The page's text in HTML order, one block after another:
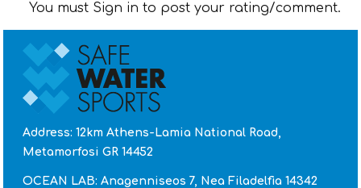
You must Sign in to post your rating/comment.
Address: 12km Athens-Lamia National Road,
Metamorfosi GR 14452
OCEAN LAB: Anagenniseos 7, Nea Filadelfia 14342